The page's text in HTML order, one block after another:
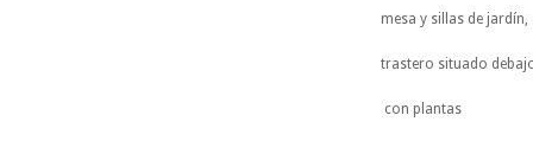
mesa y sillas de jardín,
trastero situado
con plantas